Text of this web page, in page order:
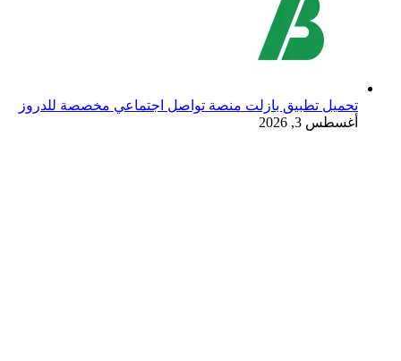
تحميل تطبيق بازلت منصة تواصل اجتماعي مخصصة للدروز
أغسطس 3, 2026